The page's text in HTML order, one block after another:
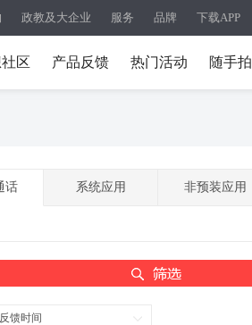
政教及大企业 服务 品牌 下载APP
区 产品反馈 热门活动 随手拍
话 系统应用 非预装应用
反馈时间